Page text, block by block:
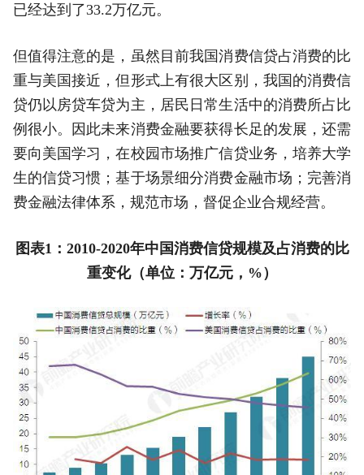
已经达到了33.2万亿元。
但值得注意的是，虽然目前我国消费信贷占消费的比
重与美国接近，但形式上有很大区别，我国的消费信
贷仍以房贷车贷为主，居民日常生活中的消费所占比
例很小。因此未来消费金融要获得长足的发展，还需
要向美国学习，在校园市场推广信贷业务，培养大学
生的信贷习惯；基于场景细分消费金融市场；完善消
费金融法律体系，规范市场，督促企业合规经营。
图表1：2010-2020年中国消费信贷规模及占消费的比
重变化（单位：万亿元，%）